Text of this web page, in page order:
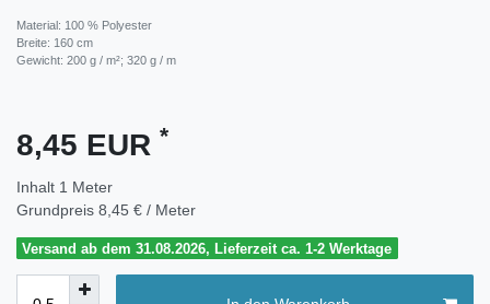
Material: 100 % Polyester
Breite: 160 cm
Gewicht: 200 g / m²; 320 g / m
8,45 EUR *
Inhalt 1 Meter
Grundpreis 8,45 € / Meter
Versand ab dem 31.08.2026, Lieferzeit ca. 1-2 Werktage